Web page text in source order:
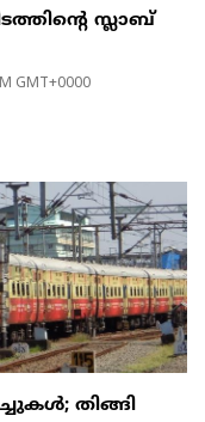
സ്ലാബ്
GMT+0000
തിങ്ങി